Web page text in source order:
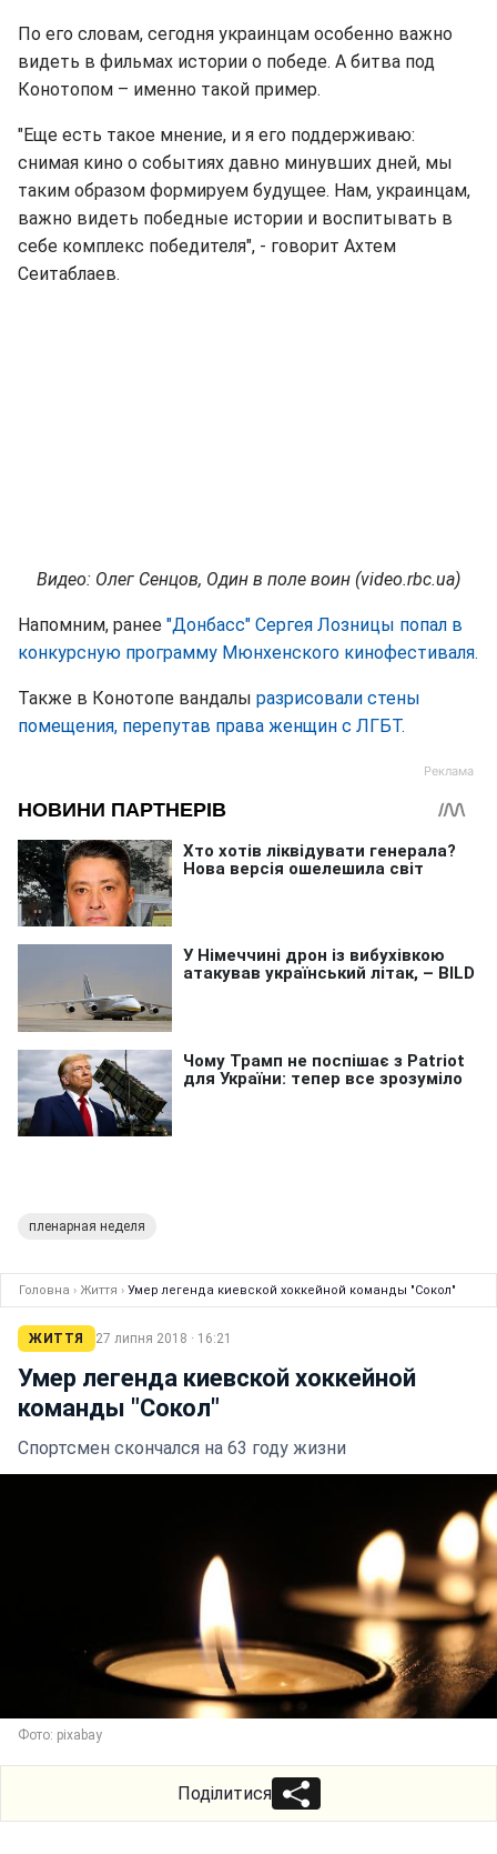
По его словам, сегодня украинцам особенно важно
видеть в фильмах истории о победе. А битва под
Конотопом – именно такой пример.
"Еще есть такое мнение, и я его поддерживаю:
снимая кино о событиях давно минувших дней, мы
таким образом формируем будущее. Нам, украинцам,
важно видеть победные истории и воспитывать в
себе комплекс победителя", - говорит Ахтем
Сеитаблаев.
Видео: Олег Сенцов, Один в поле воин (video.rbc.ua)
Напомним, ранее "Донбасс" Сергея Лозницы попал в
конкурсную программу Мюнхенского кинофестиваля.
Также в Конотопе вандалы разрисовали стены
помещения, перепутав права женщин с ЛГБТ.
пленарная неделя
Головна › Життя › Умер легенда киевской хоккейной команды "Сокол"
ЖИТТЯ 27 липня 2018 · 16:21
Умер легенда киевской хоккейной
команды "Сокол"
Спортсмен скончался на 63 году жизни
Фото: pixabay
Поділитися